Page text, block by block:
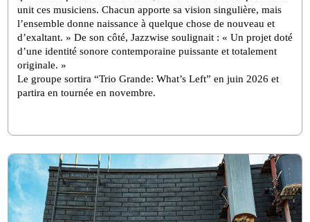
unit ces musiciens. Chacun apporte sa vision singulière, mais
l’ensemble donne naissance à quelque chose de nouveau et
d’exaltant. » De son côté, Jazzwise soulignait : « Un projet doté
d’une identité sonore contemporaine puissante et totalement
originale. »
Le groupe sortira “Trio Grande: What’s Left” en juin 2026 et
partira en tournée en novembre.